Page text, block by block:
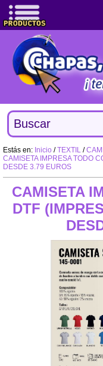
Estás en: Inicio /TEXTIL /
CAMISETA IMPRESA TODO
DESDE 3.79 EUROS
CAMISETA
DTF